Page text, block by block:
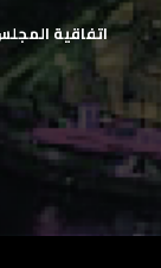
اتفاقية